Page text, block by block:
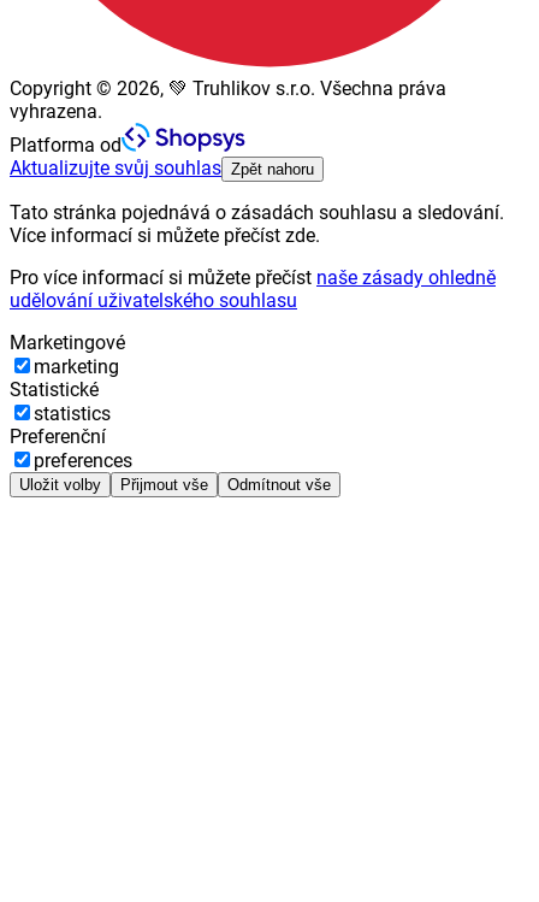
Copyright © 2026, 💚 Truhlikov s.r.o. Všechna práva
vyhrazena.
Platforma od
Aktualizujte svůj souhlas Zpět nahoru
Tato stránka pojednává o zásadách souhlasu a sledování.
Více informací si můžete přečíst zde.
Pro více informací si můžete přečíst naše zásady ohledně
udělování uživatelského souhlasu
Marketingové
marketing
Statistické
statistics
Preferenční
preferences
Uložit volby Přijmout vše Odmítnout vše